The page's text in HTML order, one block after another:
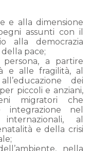
e alla dimensione
assunti con il
alla democrazia
pace;
persona, a partire
e alle fragilità, al
dei
piccoli e anziani,
migratori che
integrazione nel
al
e della crisi
nella